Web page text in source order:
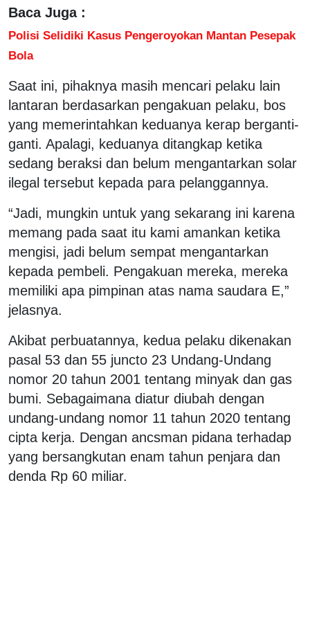
Baca Juga :
Polisi Selidiki Kasus Pengeroyokan Mantan Pesepak
Bola
Saat ini, pihaknya masih mencari pelaku lain
lantaran berdasarkan pengakuan pelaku, bos
yang memerintahkan keduanya kerap berganti-
ganti. Apalagi, keduanya ditangkap ketika
sedang beraksi dan belum mengantarkan solar
ilegal tersebut kepada para pelanggannya.
“Jadi, mungkin untuk yang sekarang ini karena
memang pada saat itu kami amankan ketika
mengisi, jadi belum sempat mengantarkan
kepada pembeli. Pengakuan mereka, mereka
memiliki apa pimpinan atas nama saudara E,”
jelasnya.
Akibat perbuatannya, kedua pelaku dikenakan
pasal 53 dan 55 juncto 23 Undang-Undang
nomor 20 tahun 2001 tentang minyak dan gas
bumi. Sebagaimana diatur diubah dengan
undang-undang nomor 11 tahun 2020 tentang
cipta kerja. Dengan ancsman pidana terhadap
yang bersangkutan enam tahun penjara dan
denda Rp 60 miliar.